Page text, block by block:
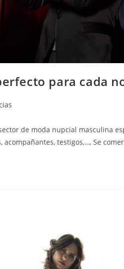
para cada
de moda nupcial masculina
testigos,…, Se